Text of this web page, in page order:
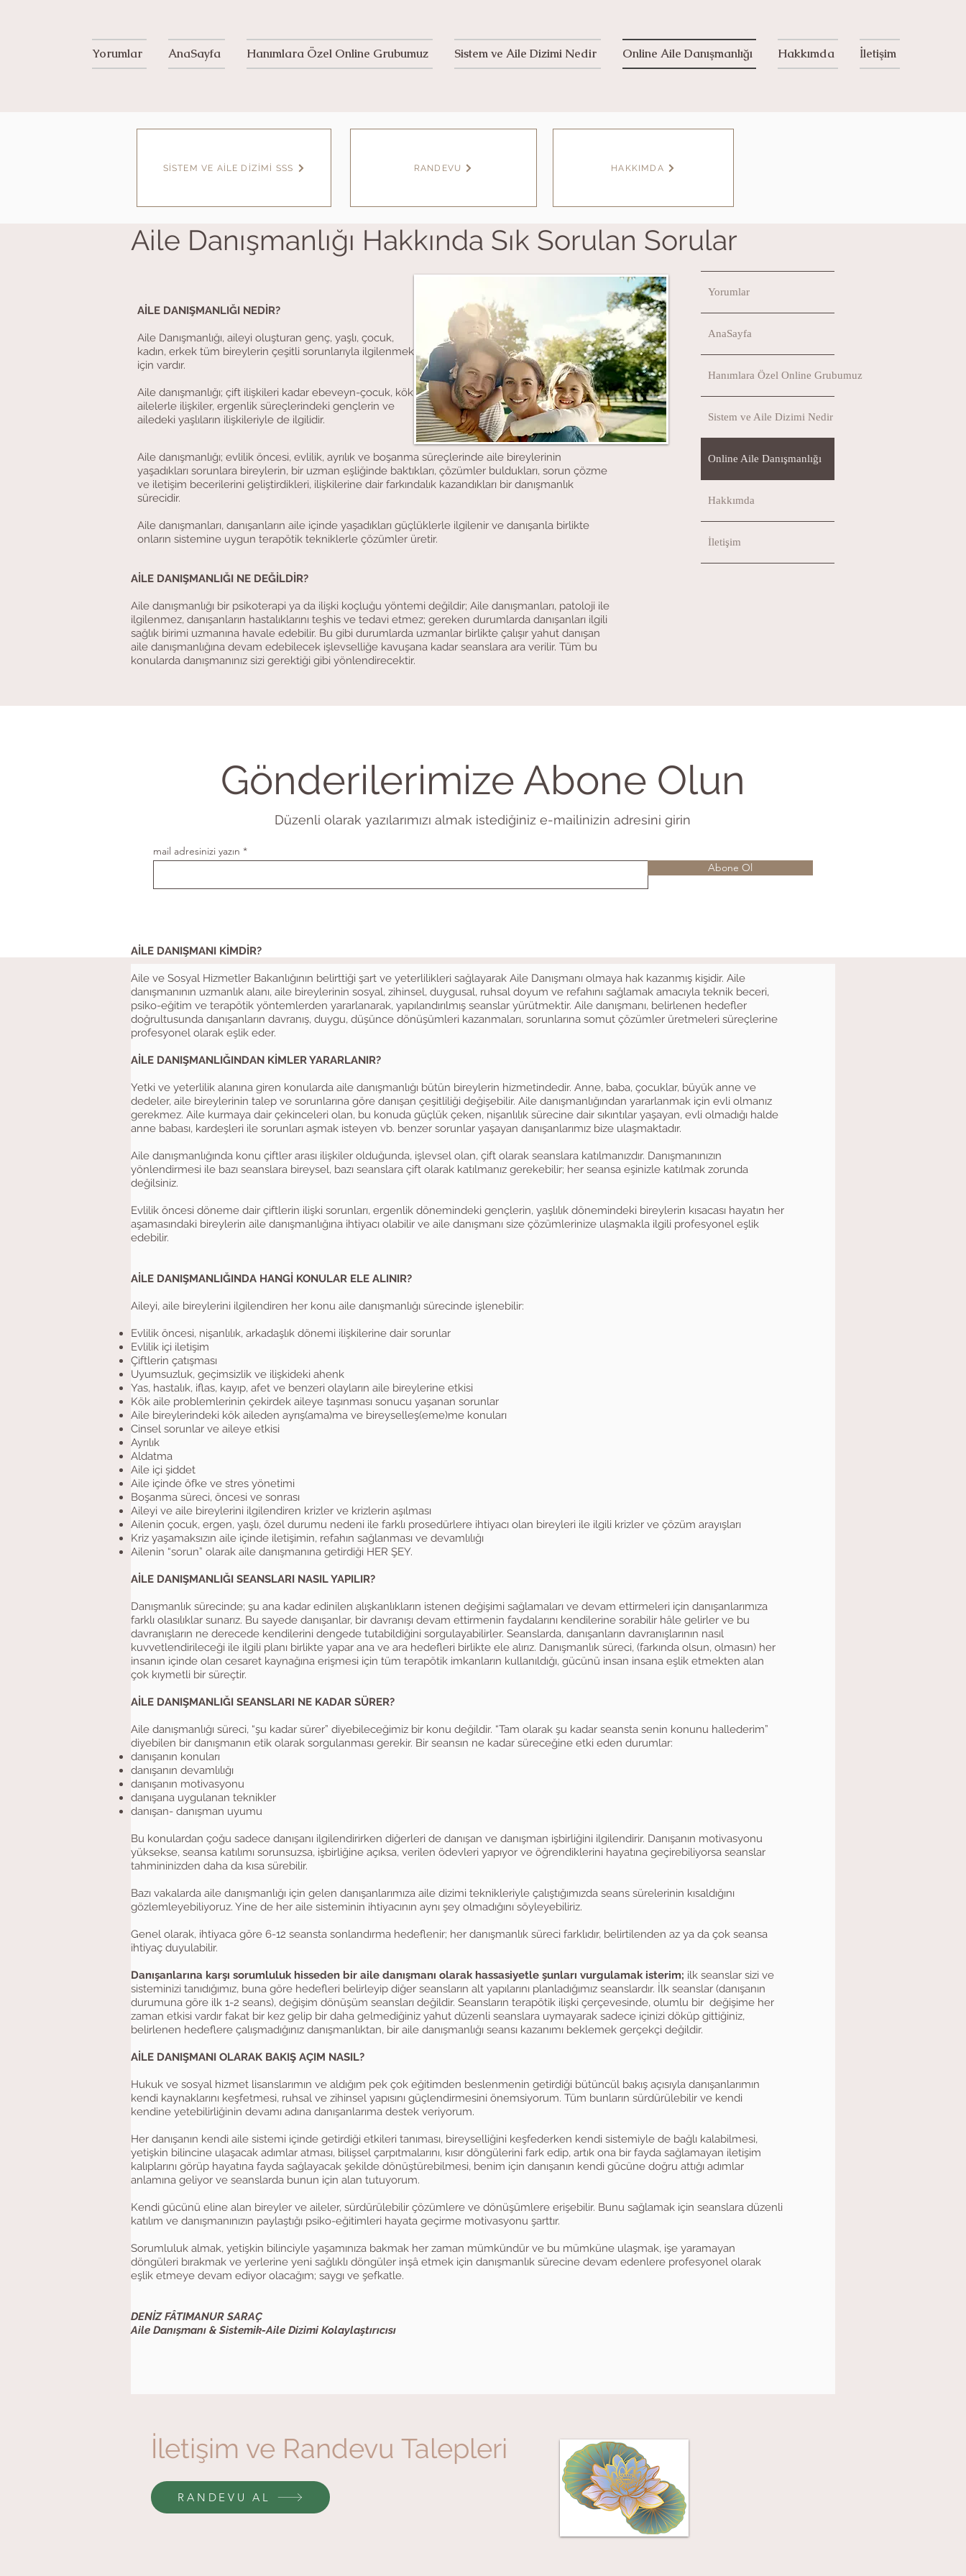
Yorumlar AnaSayfa Hanımlara Özel Online Grubumuz Sistem ve Aile Dizimi Nedir Online Aile Danışmanlığı Hakkımda İletişim
SİSTEM VE AİLE DİZİMİ SSS RANDEVU HAKKIMDA
Aile Danışmanlığı Hakkında Sık Sorulan Sorular
AİLE DANIŞMANLIĞI NEDİR?
Aile Danışmanlığı, aileyi oluşturan genç, yaşlı, çocuk,
kadın, erkek tüm bireylerin çeşitli sorunlarıyla ilgilenmek
için vardır.
Aile danışmanlığı; çift ilişkileri kadar ebeveyn-çocuk, kök
ailelerle ilişkiler, ergenlik süreçlerindeki gençlerin ve
ailedeki yaşlıların ilişkileriyle de ilgilidir.
Aile danışmanlığı; evlilik öncesi, evlilik, ayrılık ve boşanma süreçlerinde aile bireylerinin
yaşadıkları sorunlara bireylerin, bir uzman eşliğinde baktıkları, çözümler buldukları, sorun çözme
ve iletişim becerilerini geliştirdikleri, ilişkilerine dair farkındalık kazandıkları bir danışmanlık
sürecidir.
Aile danışmanları, danışanların aile içinde yaşadıkları güçlüklerle ilgilenir ve danışanla birlikte
onların sistemine uygun terapötik tekniklerle çözümler üretir.
Yorumlar
AnaSayfa
Hanımlara Özel Online Grubumuz
Sistem ve Aile Dizimi Nedir
Online Aile Danışmanlığı
Hakkımda
İletişim
AİLE DANIŞMANLIĞI NE DEĞİLDİR?
Aile danışmanlığı bir psikoterapi ya da ilişki koçluğu yöntemi değildir; Aile danışmanları, patoloji ile
ilgilenmez, danışanların hastalıklarını teşhis ve tedavi etmez; gereken durumlarda danışanları ilgili
sağlık birimi uzmanına havale edebilir. Bu gibi durumlarda uzmanlar birlikte çalışır yahut danışan
aile danışmanlığına devam edebilecek işlevselliğe kavuşana kadar seanslara ara verilir. Tüm bu
konularda danışmanınız sizi gerektiği gibi yönlendirecektir.
Gönderilerimize Abone Olun
Düzenli olarak yazılarımızı almak istediğiniz e-mailinizin adresini girin
mail adresinizi yazın
Abone Ol
AİLE DANIŞMANI KİMDİR?
Aile ve Sosyal Hizmetler Bakanlığının belirttiği şart ve yeterlilikleri sağlayarak Aile Danışmanı olmaya hak kazanmış kişidir. Aile
danışmanının uzmanlık alanı, aile bireylerinin sosyal, zihinsel, duygusal, ruhsal doyum ve refahını sağlamak amacıyla teknik beceri,
psiko-eğitim ve terapötik yöntemlerden yararlanarak, yapılandırılmış seanslar yürütmektir. Aile danışmanı, belirlenen hedefler
doğrultusunda danışanların davranış, duygu, düşünce dönüşümleri kazanmaları, sorunlarına somut çözümler üretmeleri süreçlerine
profesyonel olarak eşlik eder.
AİLE DANIŞMANLIĞINDAN KİMLER YARARLANIR?
Yetki ve yeterlilik alanına giren konularda aile danışmanlığı bütün bireylerin hizmetindedir. Anne, baba, çocuklar, büyük anne ve
dedeler, aile bireylerinin talep ve sorunlarına göre danışan çeşitliliği değişebilir. Aile danışmanlığından yararlanmak için evli olmanız
gerekmez. Aile kurmaya dair çekinceleri olan, bu konuda güçlük çeken, nişanlılık sürecine dair sıkıntılar yaşayan, evli olmadığı halde
anne babası, kardeşleri ile sorunları aşmak isteyen vb. benzer sorunlar yaşayan danışanlarımız bize ulaşmaktadır.
Aile danışmanlığında konu çiftler arası ilişkiler olduğunda, işlevsel olan, çift olarak seanslara katılmanızdır. Danışmanınızın
yönlendirmesi ile bazı seanslara bireysel, bazı seanslara çift olarak katılmanız gerekebilir; her seansa eşinizle katılmak zorunda
değilsiniz.
Evlilik öncesi döneme dair çiftlerin ilişki sorunları, ergenlik dönemindeki gençlerin, yaşlılık dönemindeki bireylerin kısacası hayatın her
aşamasındaki bireylerin aile danışmanlığına ihtiyacı olabilir ve aile danışmanı size çözümlerinize ulaşmakla ilgili profesyonel eşlik
edebilir.
AİLE DANIŞMANLIĞINDA HANGİ KONULAR ELE ALINIR?
Aileyi, aile bireylerini ilgilendiren her konu aile danışmanlığı sürecinde işlenebilir:
Evlilik öncesi, nişanlılık, arkadaşlık dönemi ilişkilerine dair sorunlar
Evlilik içi iletişim
Çiftlerin çatışması
Uyumsuzluk, geçimsizlik ve ilişkideki ahenk
Yas, hastalık, iflas, kayıp, afet ve benzeri olayların aile bireylerine etkisi
Kök aile problemlerinin çekirdek aileye taşınması sonucu yaşanan sorunlar
Aile bireylerindeki kök aileden ayrış(ama)ma ve bireyselleş(eme)me konuları
Cinsel sorunlar ve aileye etkisi
Ayrılık
Aldatma
Aile içi şiddet
Aile içinde öfke ve stres yönetimi
Boşanma süreci, öncesi ve sonrası
Aileyi ve aile bireylerini ilgilendiren krizler ve krizlerin aşılması
Ailenin çocuk, ergen, yaşlı, özel durumu nedeni ile farklı prosedürlere ihtiyacı olan bireyleri ile ilgili krizler ve çözüm arayışları
Kriz yaşamaksızın aile içinde iletişimin, refahın sağlanması ve devamlılığı
Ailenin “sorun” olarak aile danışmanına getirdiği HER ŞEY.
AİLE DANIŞMANLIĞI SEANSLARI NASIL YAPILIR?
Danışmanlık sürecinde; şu ana kadar edinilen alışkanlıkların istenen değişimi sağlamaları ve devam ettirmeleri için danışanlarımıza
farklı olasılıklar sunarız. Bu sayede danışanlar, bir davranışı devam ettirmenin faydalarını kendilerine sorabilir hâle gelirler ve bu
davranışların ne derecede kendilerini dengede tutabildiğini sorgulayabilirler. Seanslarda, danışanların davranışlarının nasıl
kuvvetlendirileceği ile ilgili planı birlikte yapar ana ve ara hedefleri birlikte ele alırız. Danışmanlık süreci, (farkında olsun, olmasın) her
insanın içinde olan cesaret kaynağına erişmesi için tüm terapötik imkanların kullanıldığı, gücünü insan insana eşlik etmekten alan
çok kıymetli bir süreçtir.
AİLE DANIŞMANLIĞI SEANSLARI NE KADAR SÜRER?
Aile danışmanlığı süreci, “şu kadar sürer” diyebileceğimiz bir konu değildir. “Tam olarak şu kadar seansta senin konunu hallederim”
diyebilen bir danışmanın etik olarak sorgulanması gerekir. Bir seansın ne kadar süreceğine etki eden durumlar:
danışanın konuları
danışanın devamlılığı
danışanın motivasyonu
danışana uygulanan teknikler
danışan- danışman uyumu
Bu konulardan çoğu sadece danışanı ilgilendirirken diğerleri de danışan ve danışman işbirliğini ilgilendirir. Danışanın motivasyonu
yüksekse, seansa katılımı sorunsuzsa, işbirliğine açıksa, verilen ödevleri yapıyor ve öğrendiklerini hayatına geçirebiliyorsa seanslar
tahmininizden daha da kısa sürebilir.
Bazı vakalarda aile danışmanlığı için gelen danışanlarımıza aile dizimi teknikleriyle çalıştığımızda seans sürelerinin kısaldığını
gözlemleyebiliyoruz. Yine de her aile sisteminin ihtiyacının aynı şey olmadığını söyleyebiliriz.
Genel olarak, ihtiyaca göre 6-12 seansta sonlandırma hedeflenir; her danışmanlık süreci farklıdır, belirtilenden az ya da çok seansa
ihtiyaç duyulabilir.
Danışanlarına karşı sorumluluk hisseden bir aile danışmanı olarak hassasiyetle şunları vurgulamak isterim; ilk seanslar sizi ve
sisteminizi tanıdığımız, buna göre hedefleri belirleyip diğer seansların alt yapılarını planladığımız seanslardır. İlk seanslar (danışanın
durumuna göre ilk 1-2 seans), değişim dönüşüm seansları değildir. Seansların terapötik ilişki çerçevesinde, olumlu bir değişime her
zaman etkisi vardır fakat bir kez gelip bir daha gelmediğiniz yahut düzenli seanslara uymayarak sadece içinizi döküp gittiğiniz,
belirlenen hedeflere çalışmadığınız danışmanlıktan, bir aile danışmanlığı seansı kazanımı beklemek gerçekçi değildir.
AİLE DANIŞMANI OLARAK BAKIŞ AÇIM NASIL?
Hukuk ve sosyal hizmet lisanslarımın ve aldığım pek çok eğitimden beslenmenin getirdiği bütüncül bakış açısıyla danışanlarımın
kendi kaynaklarını keşfetmesi, ruhsal ve zihinsel yapısını güçlendirmesini önemsiyorum. Tüm bunların sürdürülebilir ve kendi
kendine yetebilirliğinin devamı adına danışanlarıma destek veriyorum.
Her danışanın kendi aile sistemi içinde getirdiği etkileri tanıması, bireyselliğini keşfederken kendi sistemiyle de bağlı kalabilmesi,
yetişkin bilincine ulaşacak adımlar atması, bilişsel çarpıtmalarını, kısır döngülerini fark edip, artık ona bir fayda sağlamayan iletişim
kalıplarını görüp hayatına fayda sağlayacak şekilde dönüştürebilmesi, benim için danışanın kendi gücüne doğru attığı adımlar
anlamına geliyor ve seanslarda bunun için alan tutuyorum.
Kendi gücünü eline alan bireyler ve aileler, sürdürülebilir çözümlere ve dönüşümlere erişebilir. Bunu sağlamak için seanslara düzenli
katılım ve danışmanınızın paylaştığı psiko-eğitimleri hayata geçirme motivasyonu şarttır.
Sorumluluk almak, yetişkin bilinciyle yaşamınıza bakmak her zaman mümkündür ve bu mümküne ulaşmak, işe yaramayan
döngüleri bırakmak ve yerlerine yeni sağlıklı döngüler inşâ etmek için danışmanlık sürecine devam edenlere profesyonel olarak
eşlik etmeye devam ediyor olacağım; saygı ve şefkatle.
DENİZ FÂTIMANUR SARAÇ
Aile Danışmanı & Sistemik-Aile Dizimi Kolaylaştırıcısı
İletişim ve Randevu Talepleri
RANDEVU AL